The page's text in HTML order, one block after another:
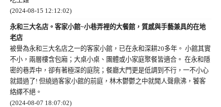
(2024-08-15 12:12:02)
永和三大名店。客家小館~小巷弄裡的大餐館，質感與手藝兼具的在地
老店
被譽為永和三大名店之一的客家小館，已在永和深耕20多年。 小館其實
不小，兩層樓含包廂；大桌小桌、團體或小家庭聚餐皆適合。 在永和隱
密的巷弄中，卻有著極深的庭院；餐廳大門更是低調到不行，一不小心
就錯過了! 但繞過客家小館的前庭，林木鬱鬱之中就聞人聲鼎沸，饕客
絡繹不絕。
(2024-08-07 18:07:02)